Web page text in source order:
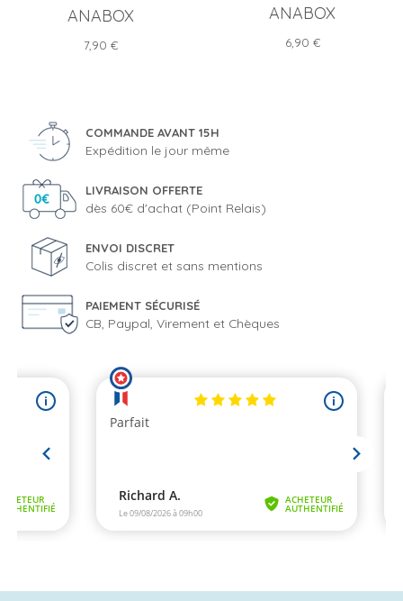
ANABOX
Prix
7,90 €
ANABOX
Prix
6,90 €
COMMANDE AVANT 15H
Expédition le jour même
LIVRAISON OFFERTE
dès 60€ d'achat (Point Relais)
ENVOI DISCRET
Colis discret et sans mentions
PAIEMENT SÉCURISÉ
CB, Paypal, Virement et Chèques